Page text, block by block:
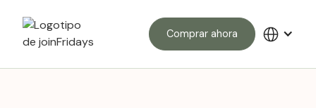
Comprar ahora